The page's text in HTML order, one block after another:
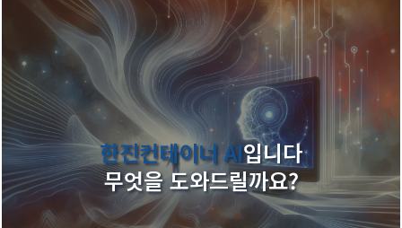
한진컨테이너 AI입니다
무엇을 도와드릴까요?